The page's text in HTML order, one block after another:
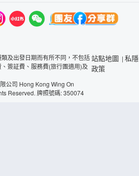
及出發日期而有所不同，不包括
簽証費、服務費(旅行團適用)及
公司 Hong Kong Wing On
Reserved. 牌照號碼: 350074
站點地圖 | 私隱
政策